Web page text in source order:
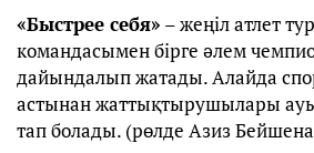
«Быстрее себя» – жеңіл атлет
командасымен бірге әлем
дайындалып жатады. Алайда
астынан жаттықтырушылары
тап болады. (рөлде Азиз